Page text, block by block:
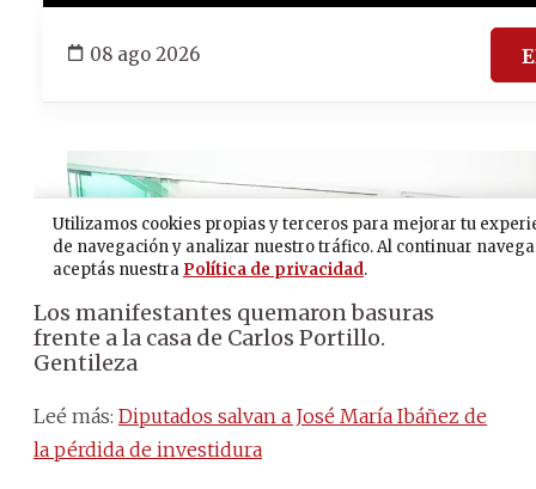
Los manifestantes quemaron basuras
frente a la casa de Carlos Portillo.
Gentileza
Leé más: Diputados salvan a José María Ibáñez de
la pérdida de investidura